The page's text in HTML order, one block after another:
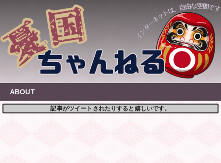
content
ABOUT
記事がツイートされたりすると嬉しいです。